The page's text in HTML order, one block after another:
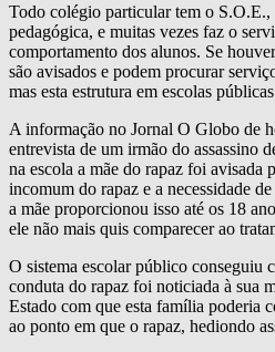
Todo colégio particular tem o S.O.E.,
pedagógica, e muitas vezes faz o
comportamento dos alunos. Se
são avisados e podem procurar
mas esta estrutura em escolas
A informação no Jornal O Globo de
entrevista de um irmão do assassino
na escola a mãe do rapaz foi avisada
incomum do rapaz e a necessidade
a mãe proporcionou isso até os 18
ele não mais quis comparecer ao
O sistema escolar público conseguiu
conduta do rapaz foi noticiada à sua
Estado com que esta família poderia
ao ponto em que o rapaz, hediondo